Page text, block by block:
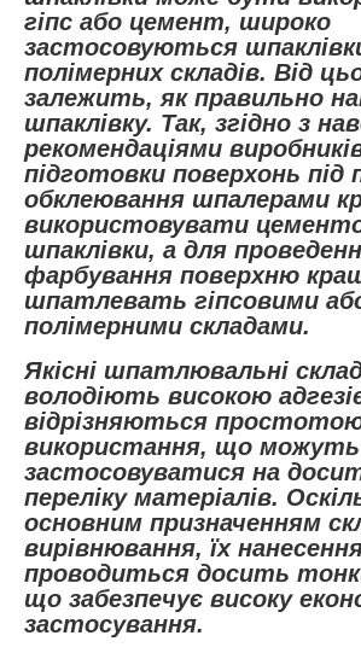
гіпс або цемент, широко
застосовуються
полімерних складів. Від
залежить, як правильно
шпаклівку. Так, згідно з
рекомендаціями
підготовки поверхонь під
обклеювання шпалерами
використовувати
шпаклівки, а для
фарбування поверхню
шпатлевать гіпсовими
полімерними складами.
Якісні шпатлювальні
володіють високою
відрізняються
використання, що можуть
застосовуватися на
переліку матеріалів.
основним призначенням
вирівнювання, їх
проводиться досить
що забезпечує високу
застосування.